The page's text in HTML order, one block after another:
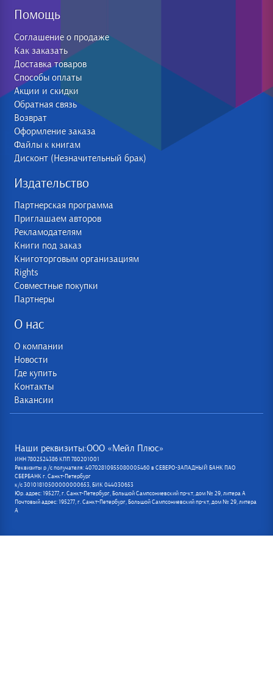
Помощь
Соглашение о продаже
Как заказать
Доставка товаров
Способы оплаты
Акции и скидки
Обратная связь
Возврат
Оформление заказа
Файлы к книгам
Дисконт (Незначительный брак)
Издательство
Партнерская программа
Приглашаем авторов
Рекламодателям
Книги под заказ
Книготорговым организациям
Rights
Совместные покупки
Партнеры
О нас
О компании
Новости
Где купить
Контакты
Вакансии
Наши реквизиты:ООО «Мейл Плюс»
ИНН 7802524386 КПП 780201001
Реквизиты р /с получателя: 40702810955080005460 в СЕВЕРО-ЗАПАДНЫЙ БАНК ПАО
СБЕРБАНК г. Санкт-Петербург
к/с 30101810500000000653, БИК 044030653
Юр. адрес: 195277, г. Санкт-Петербург, Большой Сампсониевский пр-кт, дом № 29, литера А
Почтовый адрес: 195277, г. Санкт-Петербург, Большой Сампсониевский пр-кт, дом № 29, литера
А